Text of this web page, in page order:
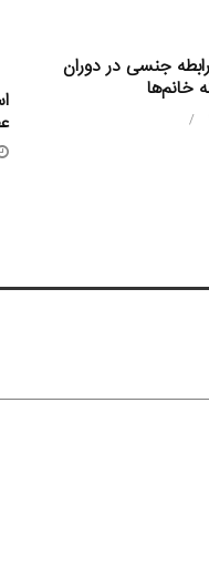
جنسی در دوران
خانم‌ها